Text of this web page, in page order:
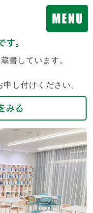
。
書しています。
し付けください。
みる